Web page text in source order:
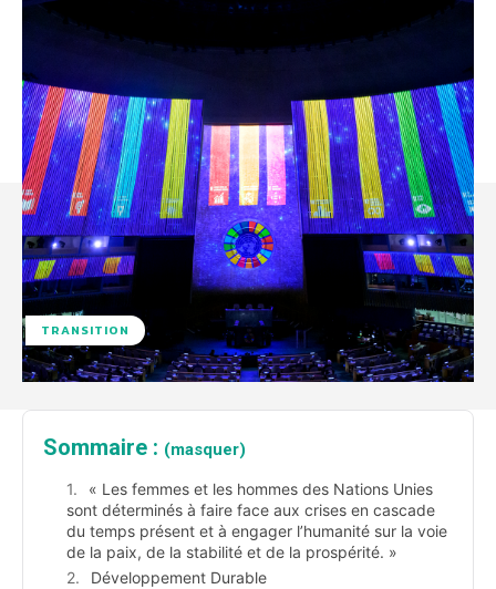
TRANSITION
Sommaire : (masquer)
« Les femmes et les hommes des Nations Unies
sont déterminés à faire face aux crises en cascade
du temps présent et à engager l’humanité sur la voie
de la paix, de la stabilité et de la prospérité. »
Développement Durable